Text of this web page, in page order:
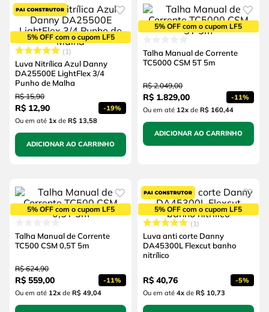
5% OFF com o cupom LF5
1
Luva Nitrílica Azul Danny
DA25500E LightFlex 3/4
Punho de Malha
R$ 15,90
R$ 12,90 -19%
Ou em até 1xde R$ 13,58
ADICIONAR AO CARRINHO
5% OFF com o cupom LF5
Talha Manual de Corrente
TC5000 CSM 5T 5m
R$ 2.049,00
R$ 1.829,00 -11%
Ou em até 12xde R$ 160,44
ADICIONAR AO CARRINHO
5% OFF com o cupom LF5
Talha Manual de Corrente
TC500 CSM 0,5T 5m
R$ 624,90
R$ 559,00 -11%
Ou em até 12xde R$ 49,04
5% OFF com o cupom LF5
1
Luva anti corte Danny
DA45300L Flexcut banho
nitrílico
R$ 40,76 -5%
Ou em até 4xde R$ 10,73